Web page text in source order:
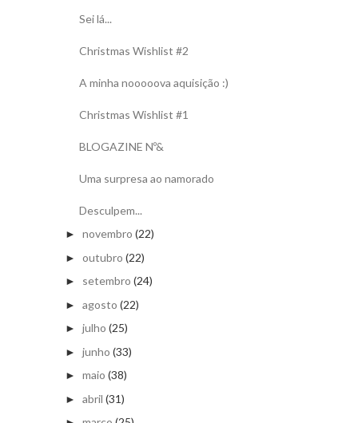
Sei lá...
Christmas Wishlist #2
A minha nooooova aquisição :)
Christmas Wishlist #1
BLOGAZINE Nº&
Uma surpresa ao namorado
Desculpem...
► novembro (22)
► outubro (22)
► setembro (24)
► agosto (22)
► julho (25)
► junho (33)
► maio (38)
► abril (31)